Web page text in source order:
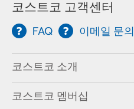
코스트코 고객센터
FAQ 이메일 문의
코스트코 소개
코스트코 멤버십